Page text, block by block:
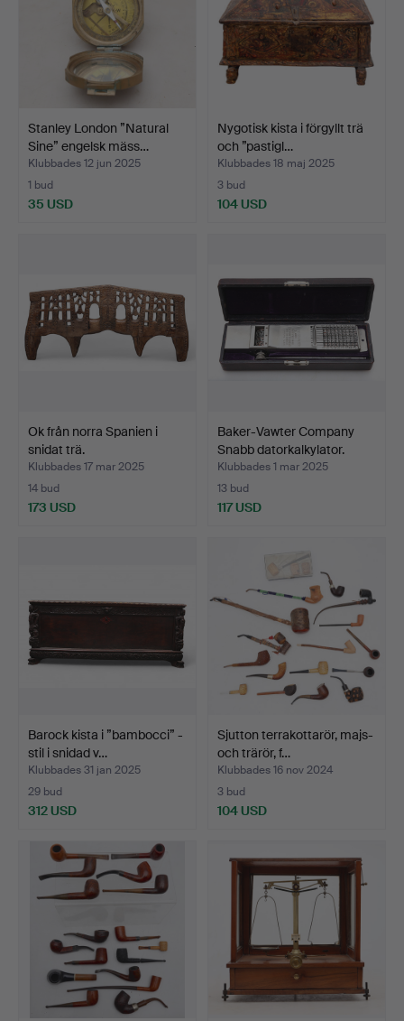
Stanley London ”Natural
Sine” engelsk mäss…
Klubbades 12 jun 2025
1 bud
35 USD
Nygotisk kista i förgyllt trä
och ”pastigl…
Klubbades 18 maj 2025
3 bud
104 USD
Ok från norra Spanien i
snidat trä.
Klubbades 17 mar 2025
14 bud
173 USD
Baker-Vawter Company
Snabb datorkalkylator.
Klubbades 1 mar 2025
13 bud
117 USD
Barock kista i ”bambocci” -
stil i snidad v…
Klubbades 31 jan 2025
29 bud
312 USD
Sjutton terrakottarör, majs-
och trärör, f…
Klubbades 16 nov 2024
3 bud
104 USD